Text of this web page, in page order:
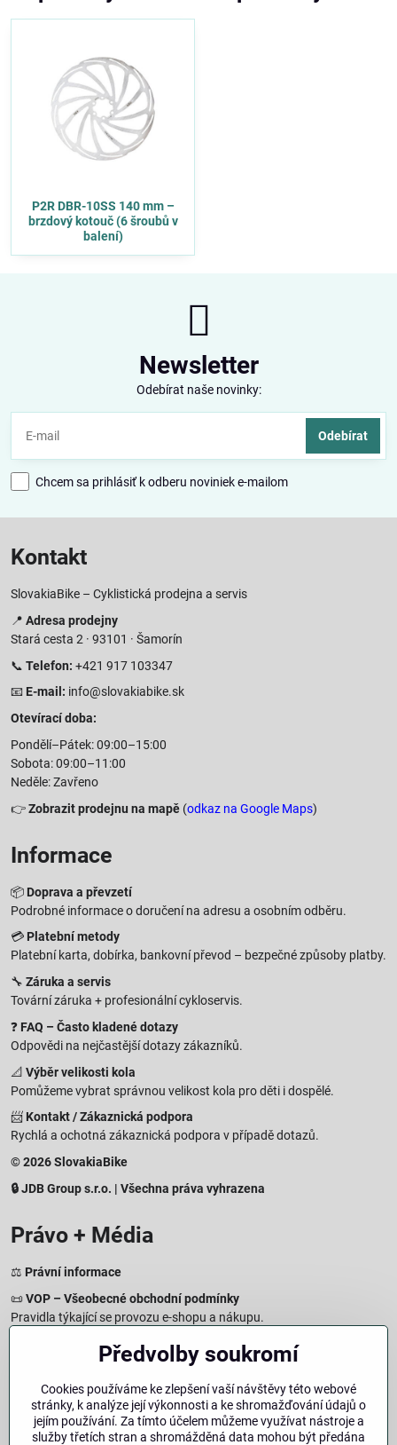
P2R DBR-10SS 140 mm –
brzdový kotouč (6 šroubů v
balení)
Newsletter
Odebírat naše novinky:
Odebírat
Chcem sa prihlásiť k odberu noviniek e-mailom
Kontakt
SlovakiaBike – Cyklistická prodejna a servis
📍 Adresa prodejny
Stará cesta 2 · 93101 · Šamorín
📞 Telefon: +421 917 103347
📧 E-mail: info@slovakiabike.sk
Otevírací doba:
Pondělí–Pátek: 09:00–15:00
Sobota: 09:00–11:00
Neděle: Zavřeno
👉Zobrazit prodejnu na mapě (odkaz na Google Maps)
Informace
📦 Doprava a převzetí
Podrobné informace o doručení na adresu a osobním odběru.
💳 Platební metody
Platební karta, dobírka, bankovní převod – bezpečné způsoby platby.
🔧 Záruka a servis
Tovární záruka + profesionální cykloservis.
❓ FAQ – Často kladené dotazy
Odpovědi na nejčastější dotazy zákazníků.
📐 Výběr velikosti kola
Pomůžeme vybrat správnou velikost kola pro děti i dospělé.
📨 Kontakt / Zákaznická podpora
Rychlá a ochotná zákaznická podpora v případě dotazů.
© 2026 SlovakiaBike
🔒 JDB Group s.r.o. | Všechna práva vyhrazena
Právo + Média
⚖️ Právní informace
📜VOP – Všeobecné obchodní podmínky
Pravidla týkající se provozu e-shopu a nákupu.
Zásady zpracování osobních údajů
Jak chráníme a zpracováváme vaše osobní údaje.
Informace o cookies
Informace o používaných cookies a zpracování údajů na webu.
Právo na odstoupení – 14denní vrácení
Předvolby soukromí
Cookies používáme ke zlepšení vaší návštěvy této webové
stránky, k analýze její výkonnosti a ke shromažďování údajů o
jejím používání. Za tímto účelem můžeme využívat nástroje a
služby třetích stran a shromážděná data mohou být předána